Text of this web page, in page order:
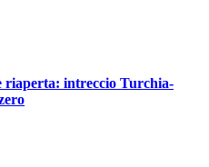
riaperta: intreccio Turchia-